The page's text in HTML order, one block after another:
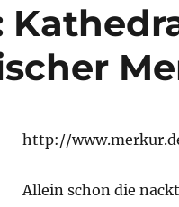
http://
Allein schon die